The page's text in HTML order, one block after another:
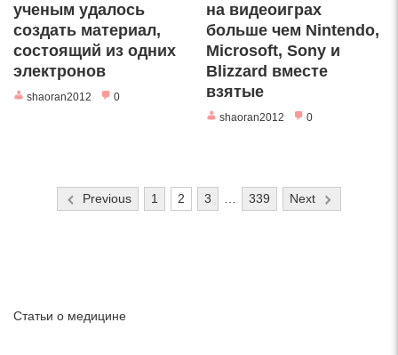
ученым удалось
создать материал,
состоящий из одних
электронов
shaoran2012 0
на видеоиграх
больше чем Nintendo,
Microsoft, Sony и
Blizzard вместе
взятые
shaoran2012 0
Previous 1 2 3 … 339 Next
Статьи о медицине